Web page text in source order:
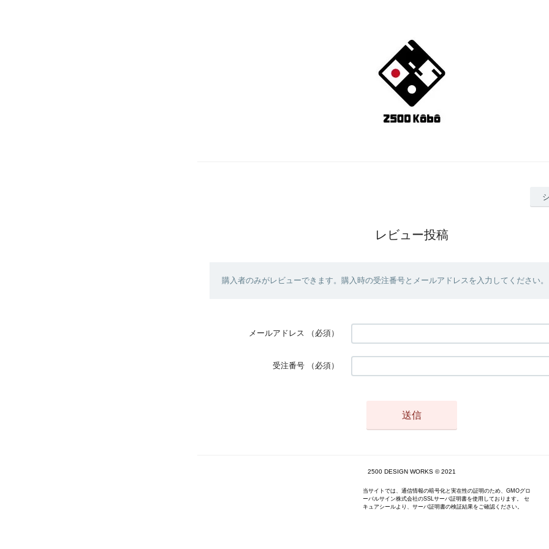
レビュー投稿
購入者のみがレビューできます。購入時の受注番号とメールアドレスを入力してください。
メールアドレス （必須）
受注番号 （必須）
2500 DESIGN WORKS © 2021
当サイトでは、通信情報の暗号化と実在性の証明のため、GMOグロ
ーバルサイン株式会社のSSLサーバ証明書を使用しております。 セ
キュアシールより、サーバ証明書の検証結果をご確認ください。